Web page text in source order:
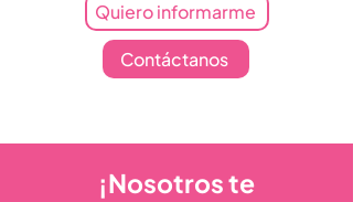
Quiero informarme
Contáctanos
¡Nosotros te